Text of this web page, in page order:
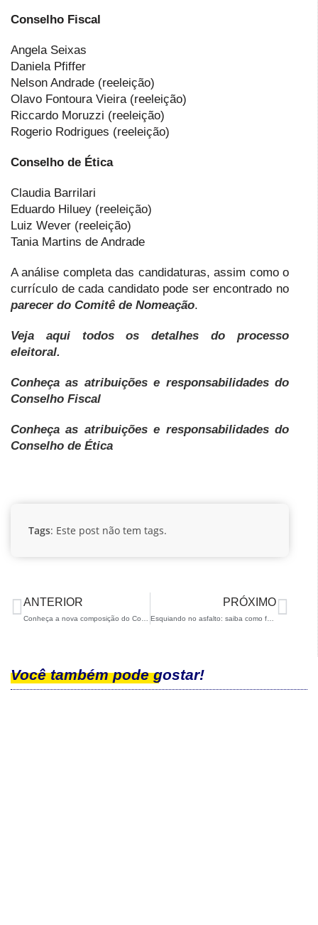
Conselho Fiscal
Angela Seixas
Daniela Pfiffer
Nelson Andrade (reeleição)
Olavo Fontoura Vieira (reeleição)
Riccardo Moruzzi (reeleição)
Rogerio Rodrigues (reeleição)
Conselho de Ética
Claudia Barrilari
Eduardo Hiluey (reeleição)
Luiz Wever (reeleição)
Tania Martins de Andrade
A análise completa das candidaturas, assim como o
currículo de cada candidato pode ser encontrado no
parecer do Comitê de Nomeação.
Veja aqui todos os detalhes do processo
eleitoral.
Conheça as atribuições e responsabilidades do
Conselho Fiscal
Conheça as atribuições e responsabilidades do
Conselho de Ética
Tags: Este post não tem tags.
ANTERIOR PRÓXIMO
Esquiando no asfalto: saiba como foi a clínica de rollerski da CBDN!
Você também pode gostar!